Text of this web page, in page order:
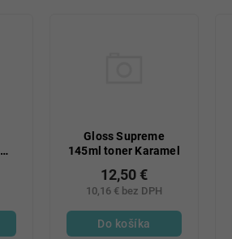
Gloss Supreme
145ml toner Karamel
10,16 € bez DPH
12,50 €
Do košíka